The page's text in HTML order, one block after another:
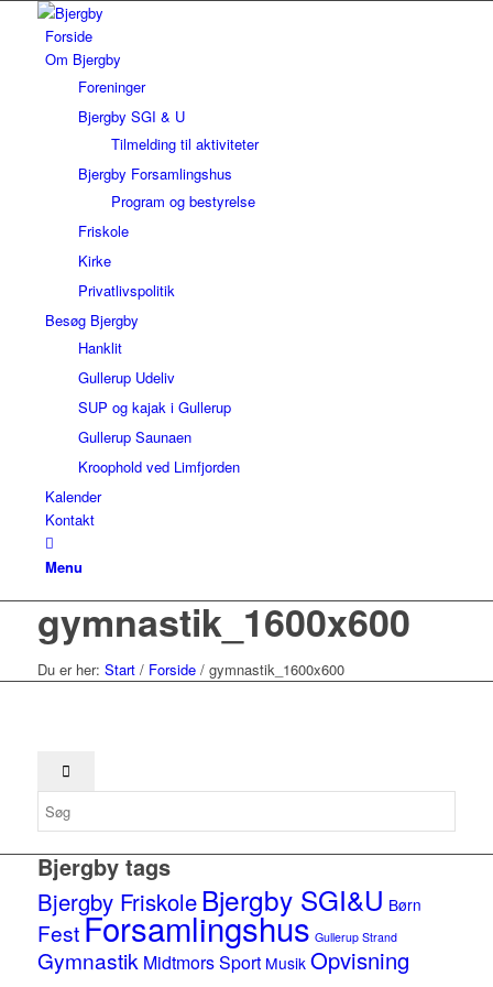
Forside
Om Bjergby
Foreninger
Bjergby SGI & U
Tilmelding til aktiviteter
Bjergby Forsamlingshus
Program og bestyrelse
Friskole
Kirke
Privatlivspolitik
Besøg Bjergby
Hanklit
Gullerup Udeliv
SUP og kajak i Gullerup
Gullerup Saunaen
Kroophold ved Limfjorden
Kalender
Kontakt
Menu
gymnastik_1600x600
Du er her: Start / Forside / gymnastik_1600x600
Bjergby tags
Bjergby Friskole Bjergby SGI&U Børn
FestForsamlingshus Gullerup Strand
Gymnastik Midtmors Sport Musik Opvisning